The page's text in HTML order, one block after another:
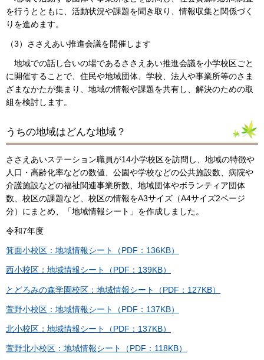
を行うとともに、活動状況や課題を聞き取り、情報収集と関係づく
りを進めます。
（3）ささえあい推進会議を開催します
地域での話し合いの場であるささえあい推進会議を小学校区ごと
に開催することで、住民や地域団体、学校、法人や事業所等のさま
ざまなかたが集まり、地域の情報や課題を共有し、解決のための取
組を検討します。
うちの地域はどんな地域？
ささえあいステーション職員が14小学校区を訪問し、地域の特徴や
人口・高齢化率などの数値、公園や学校などの公共施設数、病院や
介護施設などの福祉関連事業所数、地域団体やボランティア団体
数、校区の課題など、校区の情報をA3サイズ（A4サイズ2ページ
分）にまとめ、「地域情報シート」を作成しました。
令和7年度
箕面小校区：地域情報シート（PDF：136KB）
西小校区：地域情報シート（PDF：139KB）
とどろみの森学園校区：地域情報シート（PDF：127KB）
萱野小校区：地域情報シート（PDF：137KB）
北小校区：地域情報シート（PDF：137KB）
萱野北小校区：地域情報シート（PDF：118KB）